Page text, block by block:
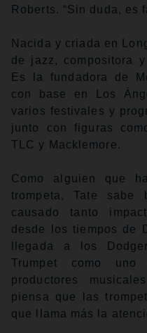
Roberts. “Sin duda, es
Nacida y criada en
de jazz, compositora
Es la fundadora de
con base en Los
varios festivales y
junto con figuras
TLC y Macklemore.
Como alguien que
trompeta, Tate sabe
causado tanto
desde los tiempos de
llegada a los
Trumpet como
productores
piensa que las
que llama más la